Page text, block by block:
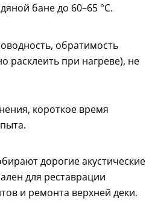
бане до 60–65 °C.
обратимость
расклеить при нагреве), не
короткое время
дорогие акустические
для реставрации
и ремонта верхней деки.